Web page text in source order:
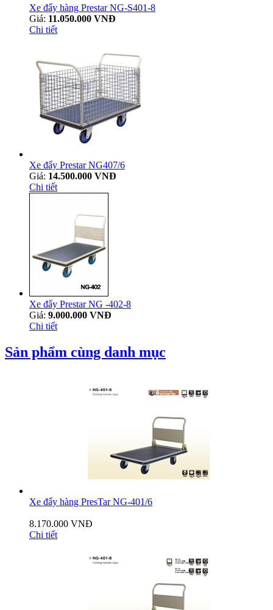
Xe đẩy hàng Prestar NG-S401-8
Giá: 11.050.000 VNĐ
Chi tiết
Xe đẩy Prestar NG407/6
Giá: 14.500.000 VNĐ
Chi tiết
Xe đẩy Prestar NG -402-8
Giá: 9.000.000 VNĐ
Chi tiết
Sản phẩm cùng danh mục
Xe đẩy hàng PresTar NG-401/6
8.170.000 VNĐ
Chi tiết